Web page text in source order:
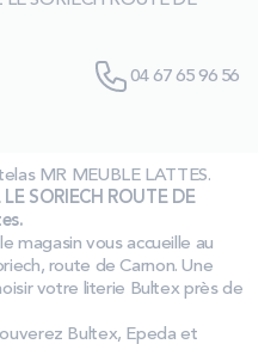
ContactMon compte
04 67 65 96 56
MR MEUBLE LATTES.
SORIECH ROUTE DE
magasin vous accueille au
route de Carnon. Une
votre literie Bultex près de
Bultex, Epeda et